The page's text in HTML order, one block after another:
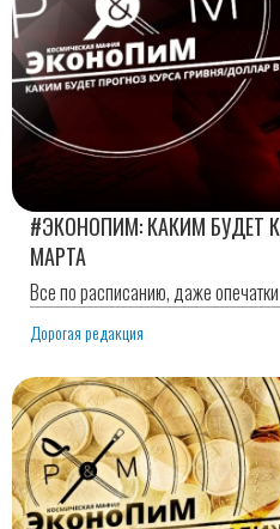
#ЭКОНОПИМ: КАКИМ БУДЕТ
МАРТА
Все по расписанию, даже опечатки
Дорогая редакция